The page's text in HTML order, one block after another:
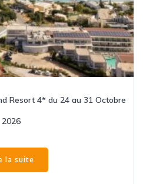
Resort 4* du 24 au 31 Octobre
2026
la suite